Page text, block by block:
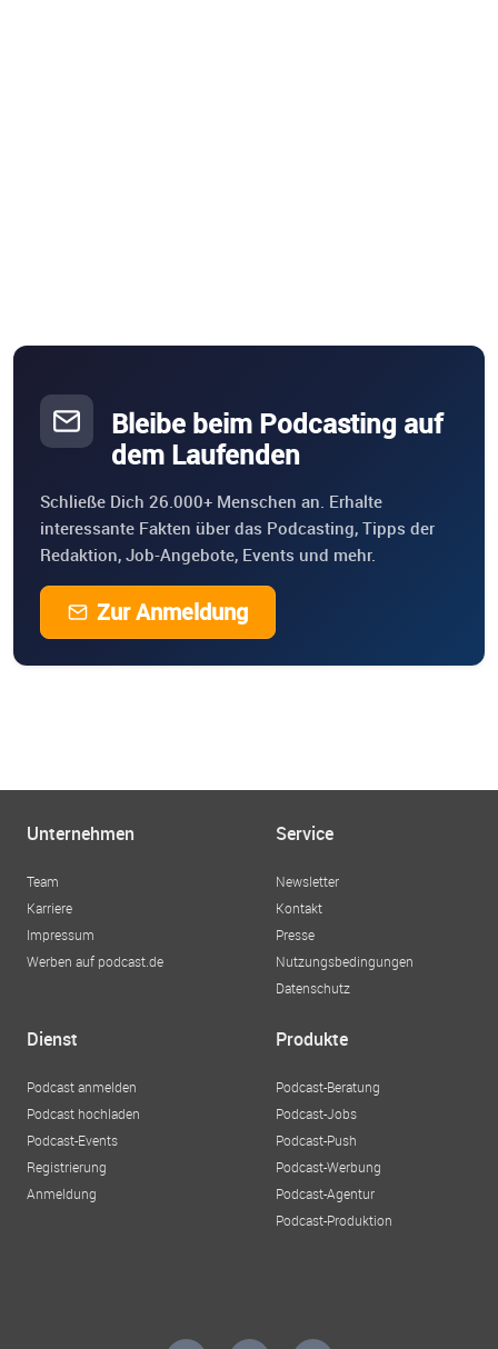
Bleibe beim Podcasting auf
dem Laufenden
Schließe Dich 26.000+ Menschen an. Erhalte
interessante Fakten über das Podcasting, Tipps der
Redaktion, Job-Angebote, Events und mehr.
Zur Anmeldung
Unternehmen
Team
Karriere
Impressum
Werben auf podcast.de
Service
Newsletter
Kontakt
Presse
Nutzungsbedingungen
Datenschutz
Dienst
Podcast anmelden
Podcast hochladen
Podcast-Events
Registrierung
Anmeldung
Produkte
Podcast-Beratung
Podcast-Jobs
Podcast-Push
Podcast-Werbung
Podcast-Agentur
Podcast-Produktion